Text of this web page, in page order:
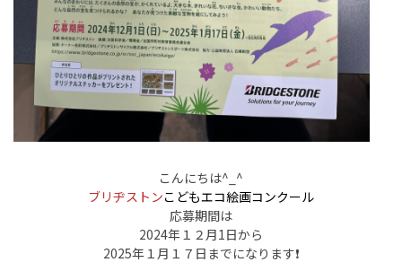
こんにちは^_^
ブリヂストンこどもエコ絵画コンクール
応募期間は
2024年１２月1日から
2025年１月１７日までになります❗️